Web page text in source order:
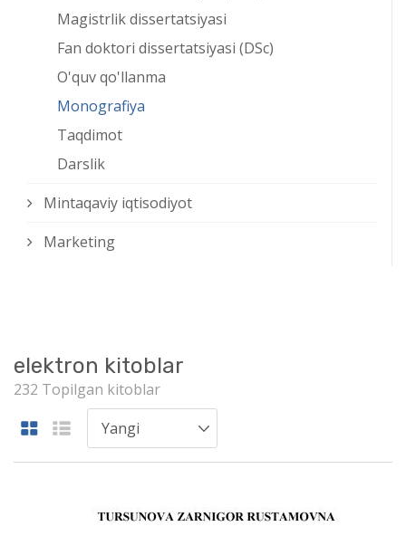
Magistrlik dissertatsiyasi
Fan doktori dissertatsiyasi (DSc)
O'quv qo'llanma
Monografiya
Taqdimot
Darslik
Mintaqaviy iqtisodiyot
Marketing
elektron kitoblar
232 Topilgan kitoblar